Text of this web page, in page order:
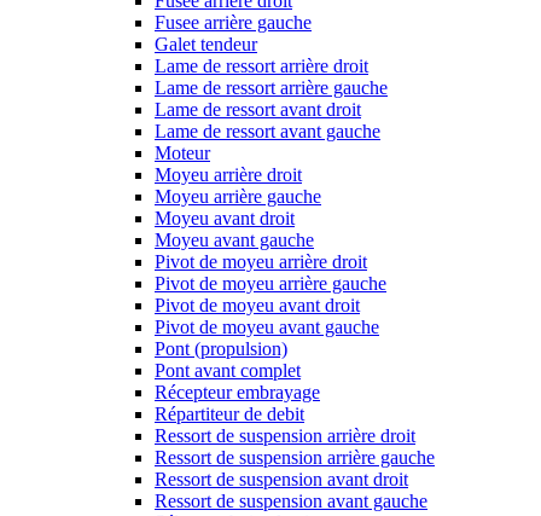
Fusee arrière gauche
Galet tendeur
Lame de ressort arrière droit
Lame de ressort arrière gauche
Lame de ressort avant droit
Lame de ressort avant gauche
Moteur
Moyeu arrière droit
Moyeu arrière gauche
Moyeu avant droit
Moyeu avant gauche
Pivot de moyeu arrière droit
Pivot de moyeu arrière gauche
Pivot de moyeu avant droit
Pivot de moyeu avant gauche
Pont (propulsion)
Pont avant complet
Récepteur embrayage
Répartiteur de debit
Ressort de suspension arrière droit
Ressort de suspension arrière gauche
Ressort de suspension avant droit
Ressort de suspension avant gauche